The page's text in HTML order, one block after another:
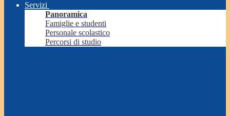
Servizi
Panoramica
Famiglie e studenti
Personale scolastico
Percorsi di studio